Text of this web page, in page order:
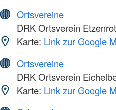
Ortsvereine
DRK Ortsverein
Karte: Link zur Google
Ortsvereine
DRK Ortsverein
Karte: Link zur Google